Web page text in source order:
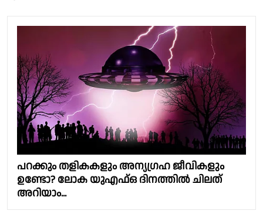
പറക്കും തളികകളും അന്യഗ്രഹ ജീവികളും
ഉണ്ടോ? ലോക യുഎഫ്ഒ ദിനത്തില്‍ ചിലത്
അറിയാം...